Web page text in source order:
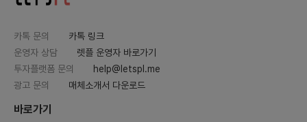
카톡 문의
카톡 링크
운영자 상담
렛플 운영자 바로가기
투자플랫폼 문의
help@letspl.me
광고 문의
매체소개서 다운로드
바로가기